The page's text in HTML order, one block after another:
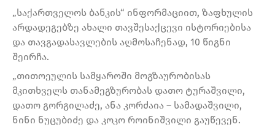
„საქართველოს ბანკის“ ინფორმაციით, ზაფხულის
არდადეგებზე ახალი თავშესაქცევი ისტორიებისა
და თავგადასავლების აღმოსაჩენად, 10 წიგნი
შეირჩა.
„თითოეულის სამყაროში მოგზაურობისას
მკითხველს თანამეგზურობას დათო ტურაშვილი,
დათო გორგილაძე, ანა კორძაია – სამადაშვილი,
ნინი ნუცუბიძე და კოკო როინიშვილი გაუწევენ.